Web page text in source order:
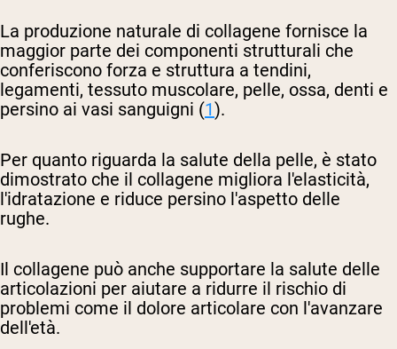
La produzione naturale di collagene fornisce la
maggior parte dei componenti strutturali che
conferiscono forza e struttura a tendini,
legamenti, tessuto muscolare, pelle, ossa, denti e
persino ai vasi sanguigni (1).
Per quanto riguarda la salute della pelle, è stato
dimostrato che il collagene migliora l'elasticità,
l'idratazione e riduce persino l'aspetto delle
rughe.
Il collagene può anche supportare la salute delle
articolazioni per aiutare a ridurre il rischio di
problemi come il dolore articolare con l'avanzare
dell'età.